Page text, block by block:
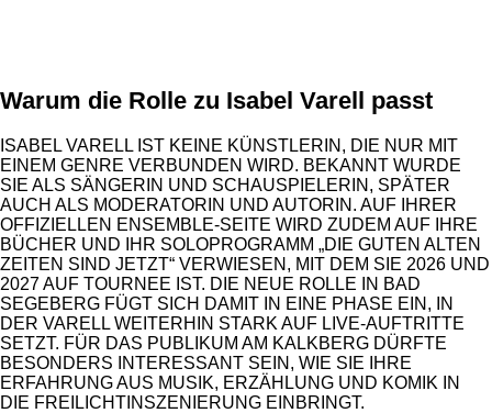
Warum die Rolle zu Isabel Varell passt
ISABEL VARELL IST KEINE KÜNSTLERIN, DIE NUR MIT
EINEM GENRE VERBUNDEN WIRD. BEKANNT WURDE
SIE ALS SÄNGERIN UND SCHAUSPIELERIN, SPÄTER
AUCH ALS MODERATORIN UND AUTORIN. AUF IHRER
OFFIZIELLEN ENSEMBLE-SEITE WIRD ZUDEM AUF IHRE
BÜCHER UND IHR SOLOPROGRAMM „DIE GUTEN ALTEN
ZEITEN SIND JETZT“ VERWIESEN, MIT DEM SIE 2026 UND
2027 AUF TOURNEE IST. DIE NEUE ROLLE IN BAD
SEGEBERG FÜGT SICH DAMIT IN EINE PHASE EIN, IN
DER VARELL WEITERHIN STARK AUF LIVE-AUFTRITTE
SETZT. FÜR DAS PUBLIKUM AM KALKBERG DÜRFTE
BESONDERS INTERESSANT SEIN, WIE SIE IHRE
ERFAHRUNG AUS MUSIK, ERZÄHLUNG UND KOMIK IN
DIE FREILICHTINSZENIERUNG EINBRINGT.